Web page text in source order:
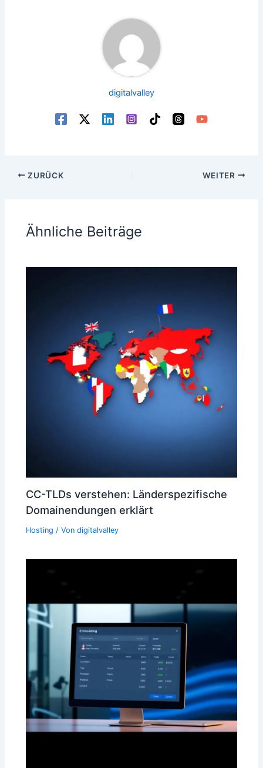
digitalvalley
ZURÜCK WEITER
Ähnliche Beiträge
CC-TLDs verstehen: Länderspezifische
Domainendungen erklärt
Hosting / Vondigitalvalley